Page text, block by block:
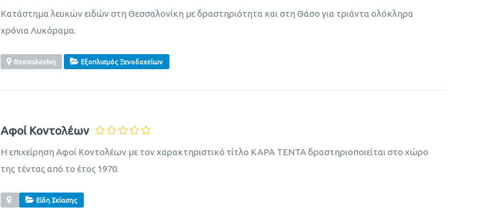
Κατάστημα λευκών ειδών στη Θεσσαλονίκη με δραστηριότητα και στη Θάσο για τριάντα ολόκληρα
χρόνια Λυκόραμα.
Θεσσαλονίκη Εξοπλισμός Ξενοδοχείων
Αφοί Κοντολέων
Η επιχείρηση Αφοί Κοντολέων με τον χαρακτηριστικό τίτλο KAPA TENTA δραστηριοποιείται στο χώρο
της τέντας από το έτος 1970.
Είδη Σκίασης